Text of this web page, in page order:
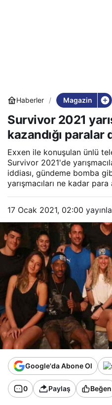
Haberler Magazin
Survivor 2021
kazandığı paralar
Exxen ile konuşulan ünlü
Survivor 2021'de
iddiası, gündeme bomba
yarışmacıları ne kadar para
17 Ocak 2021, 02:00
Google'da Abone Ol
0 Paylaş Beğen